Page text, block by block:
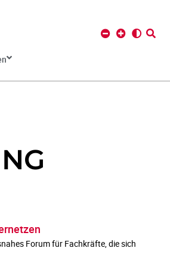
Forum für Fachkräfte, die sich